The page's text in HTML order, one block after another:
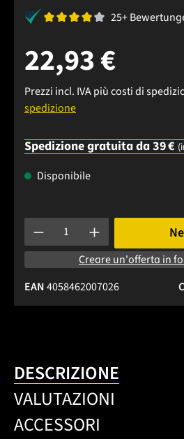
25+
22,93 €
Prezzi incl. IVA più costi di
spedizione
Spedizione gratuita da 39 €
Disponibile
Quantità del prodotto: inserisci
Creare un'offerta in
EAN4058462007026
DESCRIZIONE
VALUTAZIONI
ACCESSORI